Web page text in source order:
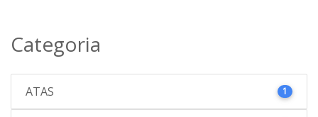
Categoria
ATAS 1